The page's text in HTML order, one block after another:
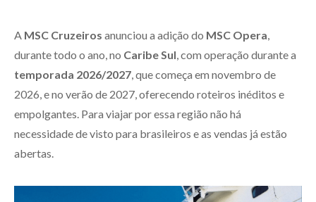
A MSC Cruzeiros anunciou a adição do MSC Opera
durante todo o ano, no Caribe Sul , com operação durante a
temporada 2026/2027 , que começa em novembro de
2026, e no verão de 2027, oferecendo roteiros inéditos e
empolgantes. Para viajar por essa região não há
necessidade de visto para brasileiros e as vendas já estão
abertas.